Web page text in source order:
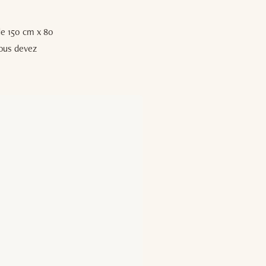
150 cm x 80
devez